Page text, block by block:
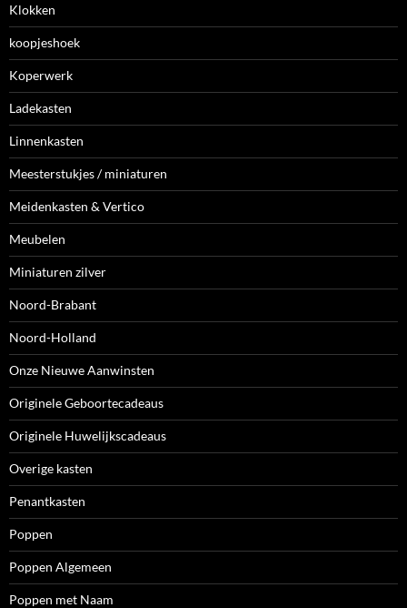
Klokken
koopjeshoek
Koperwerk
Ladekasten
Linnenkasten
Meesterstukjes / miniaturen
Meidenkasten & Vertico
Meubelen
Miniaturen zilver
Noord-Brabant
Noord-Holland
Onze Nieuwe Aanwinsten
Originele Geboortecadeaus
Originele Huwelijkscadeaus
Overige kasten
Penantkasten
Poppen
Poppen Algemeen
Poppen met Naam